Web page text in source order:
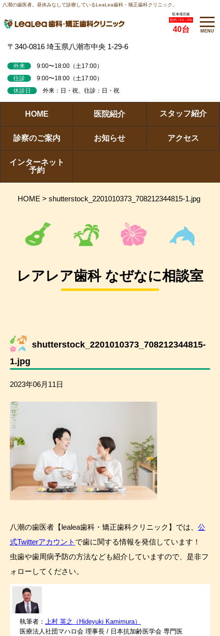
八潮の歯医者。昼休みなしで診療しているLeaLea歯科・矯正歯科クリニック。
〒340-0816 埼玉県八潮市中央 1-29-6
駐車場完備
院内 / P1～P6
40台 MENU
外来 9:00〜18:00（土17:00）
往診 9:00〜18:00（土17:00）
休診日 外来：日・祝、往診：日・祝
HOME 医院紹介 スタッフ紹介
診察のご案内 お知らせ アクセス
インターネット
予約
HOME >shutterstock_2201010373_708212344815-1.jpg
レアレア歯科 なぜなに相談室
shutterstock_2201010373_708212344815-
1.jpg
2023年06月11日
八潮の歯医者【lealea歯科・矯正歯科クリニック】では、 公
式Twitterアカウント で歯に関する情報を発信しています！
虫歯や歯周病予防の方法なども紹介していますので、是非フ
ォローしてください。
執筆者：
上村 英之（Hideyuki Kamimura）
医療法人社団マハロ会 理事長 / 日本抗加齢医学会 専門医